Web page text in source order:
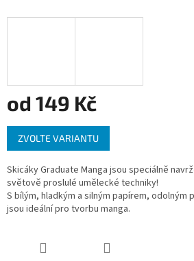
od 149 Kč
Měrná
cena:
ZVOLTE VARIANTU
Skicáky Graduate Manga jsou speciálně
světově proslulé umělecké techniky!
S bílým, hladkým a silným papírem, odolným
jsou ideální pro tvorbu manga.